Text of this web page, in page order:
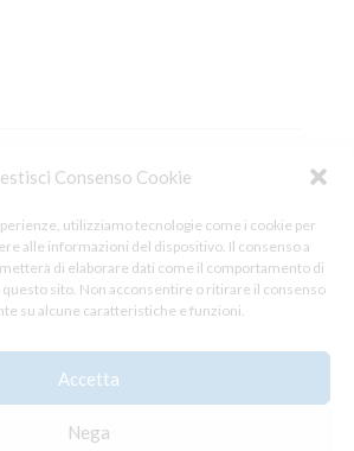
Consenso Cookie
utilizziamo tecnologie come i cookie per
alle informazioni del dispositivo. Il consenso a
di elaborare dati come il comportamento di
questo sito. Non acconsentire o ritirare il consenso
su alcune caratteristiche e funzioni.
Accetta
Nega
into post a comment.